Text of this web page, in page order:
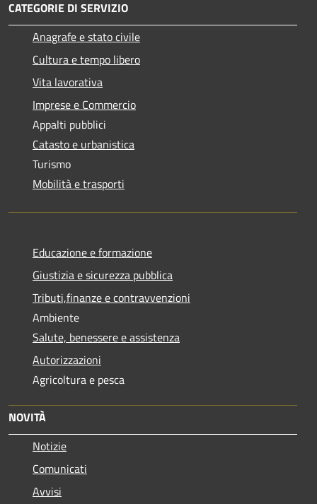
CATEGORIE DI SERVIZIO
Anagrafe e stato civile
Cultura e tempo libero
Vita lavorativa
Imprese e Commercio
Appalti pubblici
Catasto e urbanistica
Turismo
Mobilità e trasporti
Educazione e formazione
Giustizia e sicurezza pubblica
Tributi,finanze e contravvenzioni
Ambiente
Salute, benessere e assistenza
Autorizzazioni
Agricoltura e pesca
NOVITÀ
Notizie
Comunicati
Avvisi